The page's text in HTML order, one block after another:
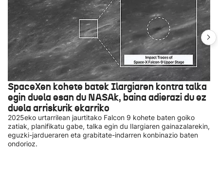
SpaceXen kohete batek Ilargiaren kontra talka
egin duela esan du NASAk, baina adierazi du ez
duela arriskurik ekarriko
2025eko urtarrilean jaurtitako Falcon 9 kohete baten goiko
zatiak, planifikatu gabe, talka egin du Ilargiaren gainazalarekin,
eguzki-jardueraren eta grabitate-indarren konbinazio baten
ondorioz.